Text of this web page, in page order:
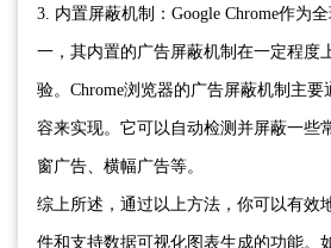
3. 内置屏蔽机制：Google Chrome作为
一，其内置的广告屏蔽机制在一定程度
验。Chrome浏览器的广告屏蔽机制主
容来实现。它可以自动检测并屏蔽一些
窗广告、横幅广告等。
综上所述，通过以上方法，你可以有效
件和支持数据可视化图表生成的功能。